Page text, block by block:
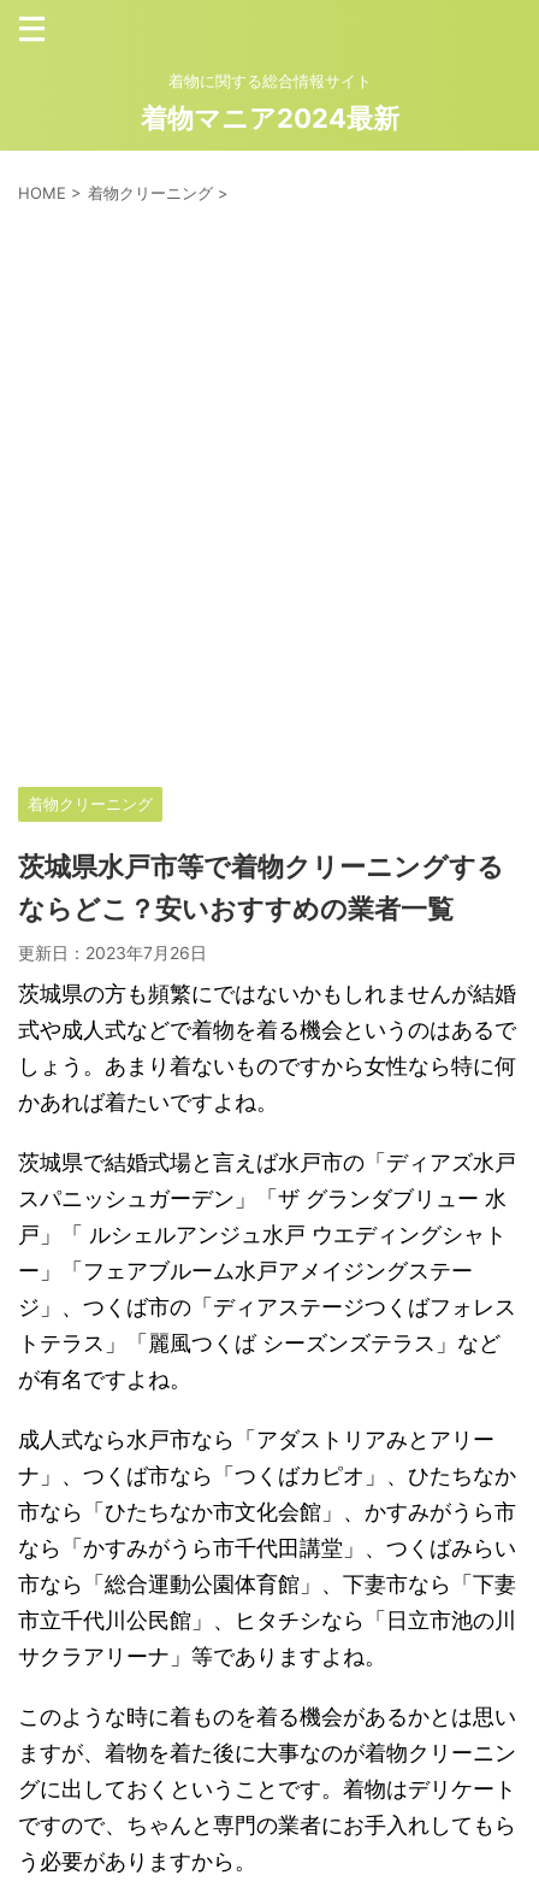
着物に関する総合情報サイト
着物マニア2024最新
HOME > 着物クリーニング >
着物クリーニング
茨城県水戸市等で着物クリーニングする
ならどこ？安いおすすめの業者一覧
更新日： 2023年7月26日
茨城県の方も頻繁にではないかもしれませんが結婚
式や成人式などで着物を着る機会というのはあるで
しょう。あまり着ないものですから女性なら特に何
かあれば着たいですよね。
茨城県で結婚式場と言えば水戸市の「ディアズ水戸
スパニッシュガーデン」「ザ グランダブリュー 水
戸」「 ルシェルアンジュ水戸 ウエディングシャト
ー」「フェアブルーム水戸アメイジングステー
ジ」、つくば市の「ディアステージつくばフォレス
トテラス」「麗風つくば シーズンズテラス」など
が有名ですよね。
成人式なら水戸市なら「アダストリアみとアリー
ナ」、つくば市なら「つくばカピオ」、ひたちなか
市なら「ひたちなか市文化会館」、かすみがうら市
なら「かすみがうら市千代田講堂」、つくばみらい
市なら「総合運動公園体育館」、下妻市なら「下妻
市立千代川公民館」、ヒタチシなら「日立市池の川
サクラアリーナ」等でありますよね。
このような時に着ものを着る機会があるかとは思い
ますが、着物を着た後に大事なのが着物クリーニン
グに出しておくということです。着物はデリケート
ですので、ちゃんと専門の業者にお手入れしてもら
う必要がありますから。